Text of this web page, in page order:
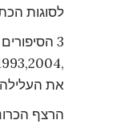
לסוגות
3
את העלילה
הרצף